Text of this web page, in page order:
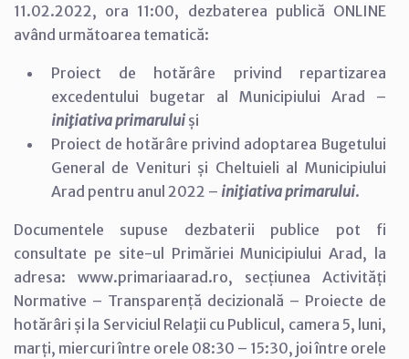
11.02.2022, ora 11:00, dezbaterea publică ONLINE
având următoarea tematică:
Proiect de hotărâre privind repartizarea
excedentului bugetar al Municipiului Arad –
iniţiativa primaruluiși
Proiect de hotărâre privind adoptarea Bugetului
General de Venituri și Cheltuieli al Municipiului
Arad pentru anul 2022 – iniţiativa primarului.
Documentele supuse dezbaterii publice pot fi
consultate pe site-ul Primăriei Municipiului Arad, la
adresa: www.primariaarad.ro, secțiunea Activități
Normative – Transparență decizională – Proiecte de
hotărâri și la Serviciul Relaţii cu Publicul, camera 5, luni,
marți, miercuri între orele 08:30 – 15:30, joi între orele